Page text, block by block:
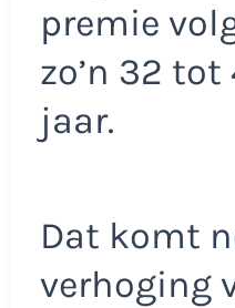
premie
zo’n 32
jaar.
Dat komt
verhoging